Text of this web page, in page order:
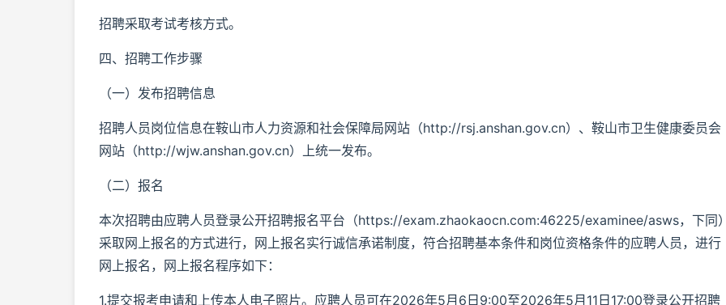
招聘采取考试考核方式。
四、招聘工作步骤
（一）发布招聘信息
招聘人员岗位信息在鞍山市人力资源和社会保障局网站（http://rsj.anshan.gov.cn）、鞍山市卫生健康委员会
网站（http://wjw.anshan.gov.cn）上统一发布。
（二）报名
本次招聘由应聘人员登录公开招聘报名平台（https://exam.zhaokaocn.com:46225/examinee/asws，下同）
采取网上报名的方式进行，网上报名实行诚信承诺制度，符合招聘基本条件和岗位资格条件的应聘人员，进行
网上报名，网上报名程序如下：
1.提交报考申请和上传本人电子照片。应聘人员可在2026年5月6日9:00至2026年5月11日17:00登录公开招聘